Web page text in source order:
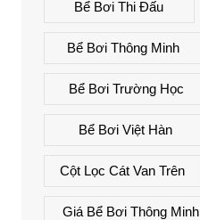
Bể Bơi Thi Đấu
Bể Bơi Thông Minh
Bể Bơi Trường Học
Bể Bơi Việt Hàn
Cột Lọc Cát Van Trên
Giá Bể Bơi Thông Minh